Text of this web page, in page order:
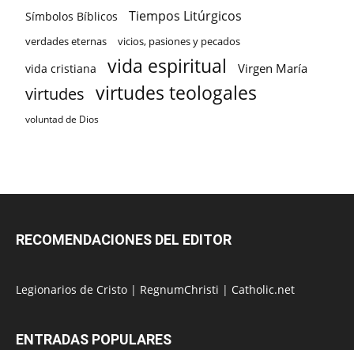
Símbolos Bíblicos Tiempos Litúrgicos
verdades eternas vicios, pasiones y pecados
vida cristiana vida espiritual Virgen María
virtudes virtudes teologales
voluntad de Dios
RECOMENDACIONES DEL EDITOR
Legionarios de Cristo | RegnumChristi | Catholic.net
ENTRADAS POPULARES